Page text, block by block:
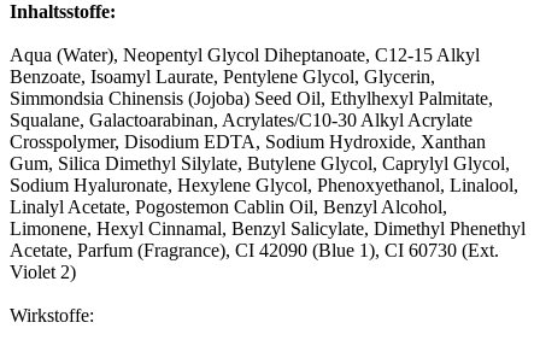
Inhaltsstoffe:
Aqua (Water), Neopentyl Glycol Diheptanoate, C12-15 Alkyl
Benzoate, Isoamyl Laurate, Pentylene Glycol, Glycerin,
Simmondsia Chinensis (Jojoba) Seed Oil, Ethylhexyl Palmitate,
Squalane, Galactoarabinan, Acrylates/C10-30 Alkyl Acrylate
Crosspolymer, Disodium EDTA, Sodium Hydroxide, Xanthan
Gum, Silica Dimethyl Silylate, Butylene Glycol, Caprylyl Glycol,
Sodium Hyaluronate, Hexylene Glycol, Phenoxyethanol, Linalool,
Linalyl Acetate, Pogostemon Cablin Oil, Benzyl Alcohol,
Limonene, Hexyl Cinnamal, Benzyl Salicylate, Dimethyl Phenethyl
Acetate, Parfum (Fragrance), CI 42090 (Blue 1), CI 60730 (Ext.
Violet 2)
Wirkstoffe: